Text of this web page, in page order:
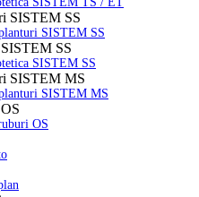
SISTEM SS
SISTEM SS
SS
SISTEM SS
SISTEM MS
SISTEM MS
OS